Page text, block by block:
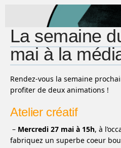
La semaine
mai à la
Rendez-vous la semaine
profiter de deux animations !
Atelier créatif
– Mercredi 27 mai à 15h, à
fabriquez un superbe coeur